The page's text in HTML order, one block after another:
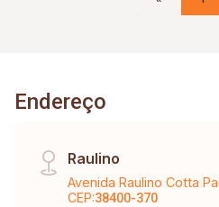
Endereço
Raulino
Avenida Raulino Cotta
CEP:38400-370